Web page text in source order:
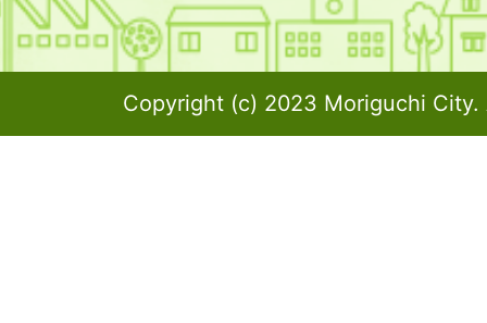
Copyright (c) 2023 Moriguchi City.